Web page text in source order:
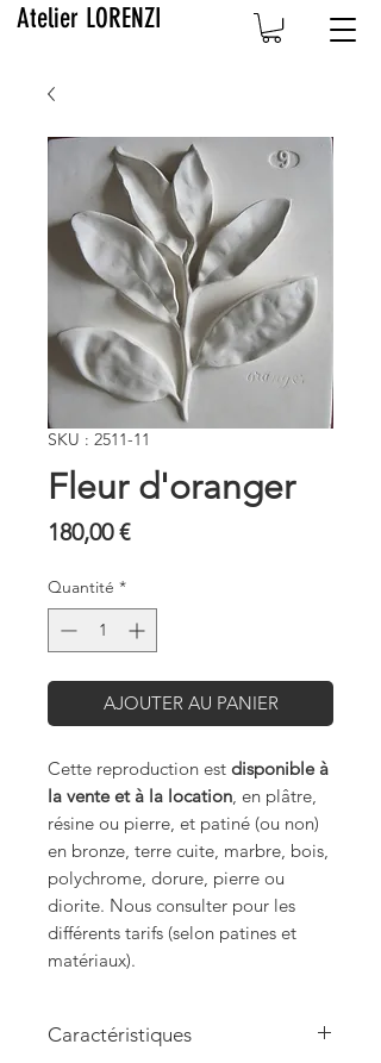
Atelier LORENZI
SKU : 2511-11
Fleur d'oranger
180,00 €Prix
Quantité *
AJOUTER AU PANIER
Cette reproduction est disponible à
la vente et à la location, en plâtre,
résine ou pierre, et patiné (ou non)
en bronze, terre cuite, marbre, bois,
polychrome, dorure, pierre ou
diorite. Nous consulter pour les
différents tarifs (selon patines et
matériaux).
Caractéristiques